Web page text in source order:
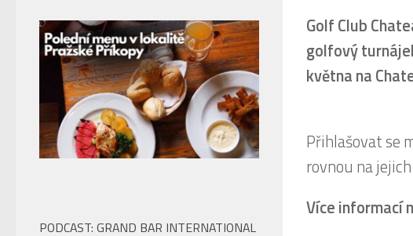
Golf Club
golfový
května na
Přihlašovat se
rovnou na
Více informací
PODCAST: GRAND BAR INTERNATIONAL